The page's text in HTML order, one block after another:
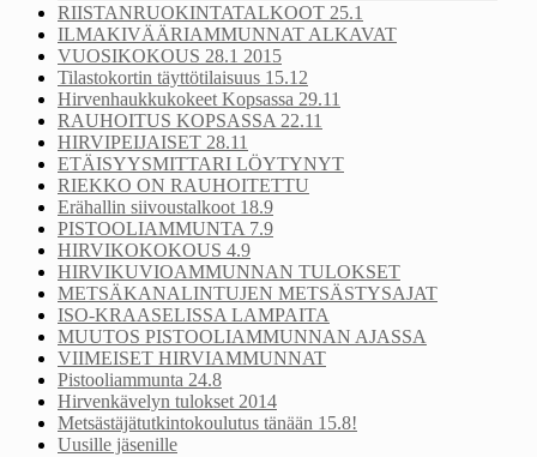
RIISTANRUOKINTATALKOOT 25.1
ILMAKIVÄÄRIAMMUNNAT ALKAVAT
VUOSIKOKOUS 28.1 2015
Tilastokortin täyttötilaisuus 15.12
Hirvenhaukkukokeet Kopsassa 29.11
RAUHOITUS KOPSASSA 22.11
HIRVIPEIJAISET 28.11
ETÄISYYSMITTARI LÖYTYNYT
RIEKKO ON RAUHOITETTU
Erähallin siivoustalkoot 18.9
PISTOOLIAMMUNTA 7.9
HIRVIKOKOKOUS 4.9
HIRVIKUVIOAMMUNNAN TULOKSET
METSÄKANALINTUJEN METSÄSTYSAJAT
ISO-KRAASELISSA LAMPAITA
MUUTOS PISTOOLIAMMUNNAN AJASSA
VIIMEISET HIRVIAMMUNNAT
Pistooliammunta 24.8
Hirvenkävelyn tulokset 2014
Metsästäjätutkintokoulutus tänään 15.8!
Uusille jäsenille